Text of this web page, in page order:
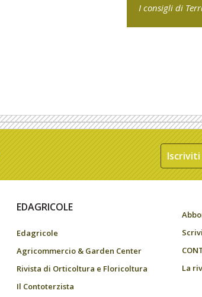
I consigli di
EDAGRICOLE
Edagricole
Agricommercio & Garden Center
Rivista di Orticoltura e Floricoltura
Il Contoterzista
La